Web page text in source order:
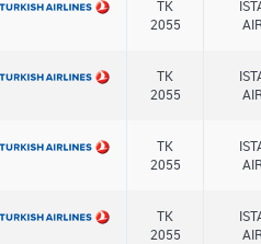
TK
2055
TK
2055
TK
2055
TK
2055